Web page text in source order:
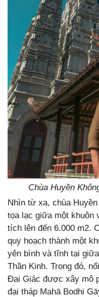
Chùa Huyền
Nhìn từ xa, chùa
tọa lạc giữa một khuôn
tích lên đến 6.000 m2.
quy hoạch thành một
yên bình và tĩnh tại
Thần Kinh. Trong đó,
Đại Giác được xây mô
đại tháp Mahā Bodhi